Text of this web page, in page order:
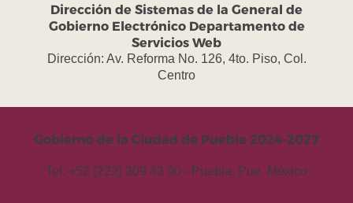
Dirección de Sistemas de la General de
Gobierno Electrónico Departamento de
Servicios Web
Dirección: Av. Reforma No. 126, 4to. Piso, Col.
Centro
Gobierno de la Ciudad de Puebla 2024-2027
Tel. +52 (222) 309 43 00 - Puebla, Pue. México